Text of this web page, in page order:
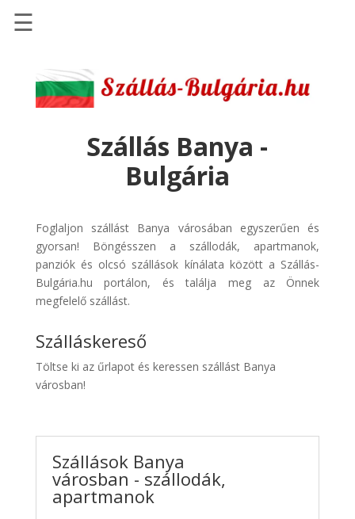
Szállások
Repülőjegy
pénzvisszatérítéssel
Discover
Cars
Transzfer
Kiwi
Taxi
☰
Szállás Banya -
Bulgária
Foglaljon szállást Banya városában egyszerűen és
gyorsan! Böngésszen a szállodák, apartmanok,
panziók és olcsó szállások kínálata között a Szállás-
Bulgária.hu portálon, és találja meg az Önnek
megfelelő szállást.
Szálláskereső
Töltse ki az űrlapot és keressen szállást Banya
városban!
Szállások Banya
városban - szállodák,
apartmanok